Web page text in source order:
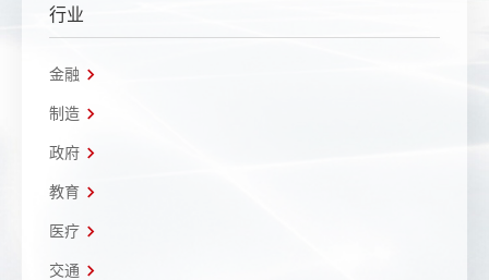
行业
金融
制造
政府
教育
医疗
交通